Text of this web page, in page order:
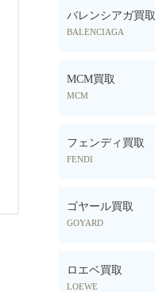
バレンシアガ買取
BALENCIAGA
MCM買取
MCM
フェンディ買取
FENDI
ゴヤール買取
GOYARD
ロエベ買取
LOEWE